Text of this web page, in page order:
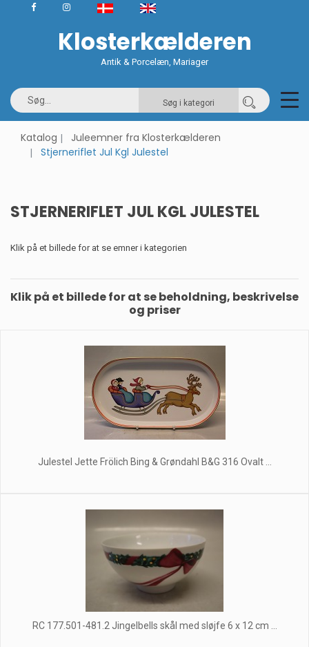
Klosterkælderen
Antik & Porcelæn, Mariager
Søg i kategori
Katalog
Juleemner fra Klosterkælderen
Stjerneriflet Jul Kgl Julestel
STJERNERIFLET JUL KGL JULESTEL
Klik på et billede for at se emner i kategorien
Klik på et billede for at se beholdning, beskrivelse
og priser
Julestel Jette Frölich Bing & Grøndahl B&G 316 Ovalt ...
RC 177.501-481.2 Jingelbells skål med sløjfe 6 x 12 cm ...